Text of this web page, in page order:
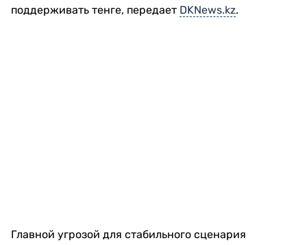
поддерживать тенге, передает DKNews.kz.
Главной угрозой для стабильного сценария